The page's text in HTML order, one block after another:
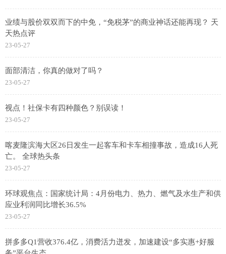
业绩与股价双双而下的中免，“免税茅”的商业神话还能再现？ 天
天热点评
23-05-27
面部清洁，你真的做对了吗？
23-05-27
视点！社保卡有四种颜色？别误读！
23-05-27
喀麦隆滨海大区26日发生一起客车和卡车相撞事故，造成16人死
亡。 全球热头条
23-05-27
环球观焦点：国家统计局：4月份电力、热力、燃气及水生产和供
应业利润同比增长36.5%
23-05-27
拼多多Q1营收376.4亿，消费活力迸发，加速建设“多实惠+好服